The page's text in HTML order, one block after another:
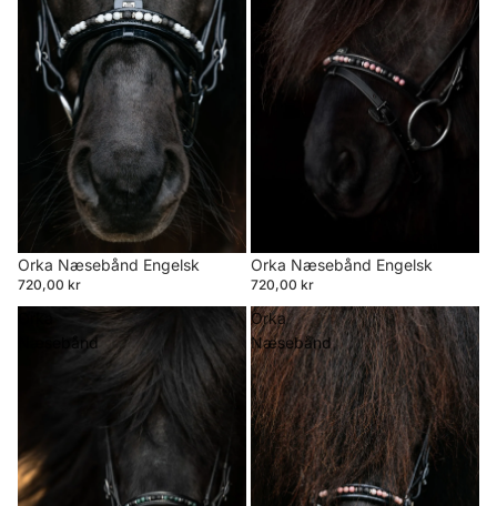
Orka Næsebånd Engelsk
720,00 kr
Orka Næsebånd Engelsk
720,00 kr
Næsebånd
Orka
Næsebånd